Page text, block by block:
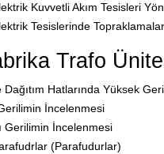
Kuvvetli Akım Tesisleri
Tesislerinde
Trafo
Dağıtım Hatlarında Yüksek
İncelenmesi
Gerilimin İncelenmesi
(Parafudurlar)